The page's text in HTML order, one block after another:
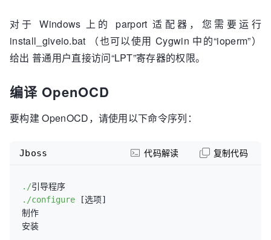
对于 Windows 上的 parport 适配器，您需要运行
install_giveio.bat （也可以使用 Cygwin 中的“ioperm”）
给出 普通用户直接访问“LPT”寄存器的权限。
编译 OpenOCD
要构建 OpenOCD，请使用以下命令序列：
./
./configure [选项]
制作
Jboss 代码解读 复制代码